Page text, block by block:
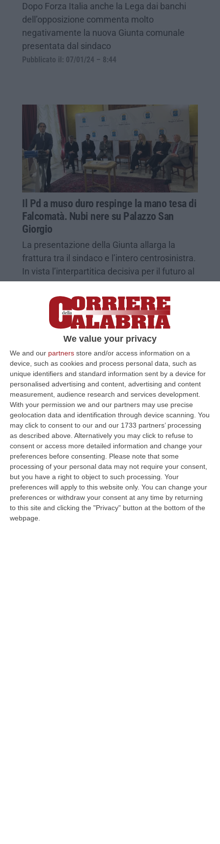
We value your privacy
We and our partners store and/or access information on a
device, such as cookies and process personal data, such as
unique identifiers and standard information sent by a device for
personalised advertising and content, advertising and content
measurement, audience research and services development.
With your permission we and our partners may use precise
geolocation data and identification through device scanning. You
may click to consent to our and our 1733 partners’ processing
as described above. Alternatively you may click to refuse to
consent or access more detailed information and change your
preferences before consenting. Please note that some
processing of your personal data may not require your consent,
but you have a right to object to such processing. Your
preferences will apply to this website only. You can change your
preferences or withdraw your consent at any time by returning
to this site and clicking the "Privacy" button at the bottom of the
webpage.
Dopo Forza Italia anche la Lega dai banchi
dell’opposizione commenta molto
negativamente la nuova Giunta comunale
presentata dal sindaco
Pubblicato il: 07/01/24 – 8:44
Il Pd a muso duro respinge la mano tesa di
Falcomatà. Nubi nere su Palazzo San
Giorgio
La presentazione della Giunta allarga la
frattura tra il sindaco e l’intero centrosinistra.
In vista l’interpartitica decisiva per il futuro al
Comune
Pubblicato il: 06/01/24 – 21:06
Reggio, il Pd duro su Falcomatà:
«Antidemocratico e individualista»
La reazione del Partito Democratico alla
nuova giunta: «Fatto grave, inedito e
divisivo». Critiche anche dal Psi. FI annuncia
mozione di sfiducia
Pubblicato il: 06/01/24 – 15:44